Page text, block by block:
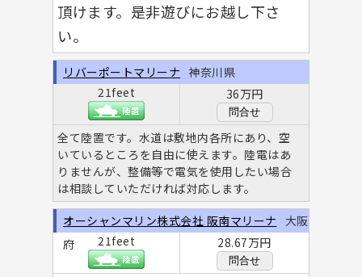
頂けます。是非遊びにお越し下さ
い。
21feet 36万円
問合せ
全て陸置です。水道は敷地内各所にあり、空
いているところを自由に使えます。陸電はあ
りませんが、整備等で電気を使用したい場合
は相談していただければ対応します。
リバーポートマリーナ 神奈川県
21feet 28.67万円
問合せ
オーシャンマリン株式会社 阪南マリーナ 大阪
府